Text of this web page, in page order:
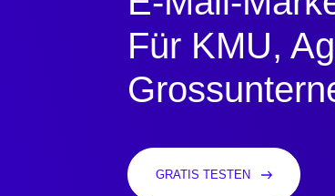
Für KMU,
GRATIS TESTEN